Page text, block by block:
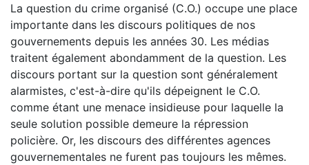
La question du crime organisé (C.O.) occupe une place
importante dans les discours politiques de nos
gouvernements depuis les années 30. Les médias
traitent également abondamment de la question. Les
discours portant sur la question sont généralement
alarmistes, c'est-à-dire qu'ils dépeignent le C.O.
comme étant une menace insidieuse pour laquelle la
seule solution possible demeure la répression
policière. Or, les discours des différentes agences
gouvernementales ne furent pas toujours les mêmes.